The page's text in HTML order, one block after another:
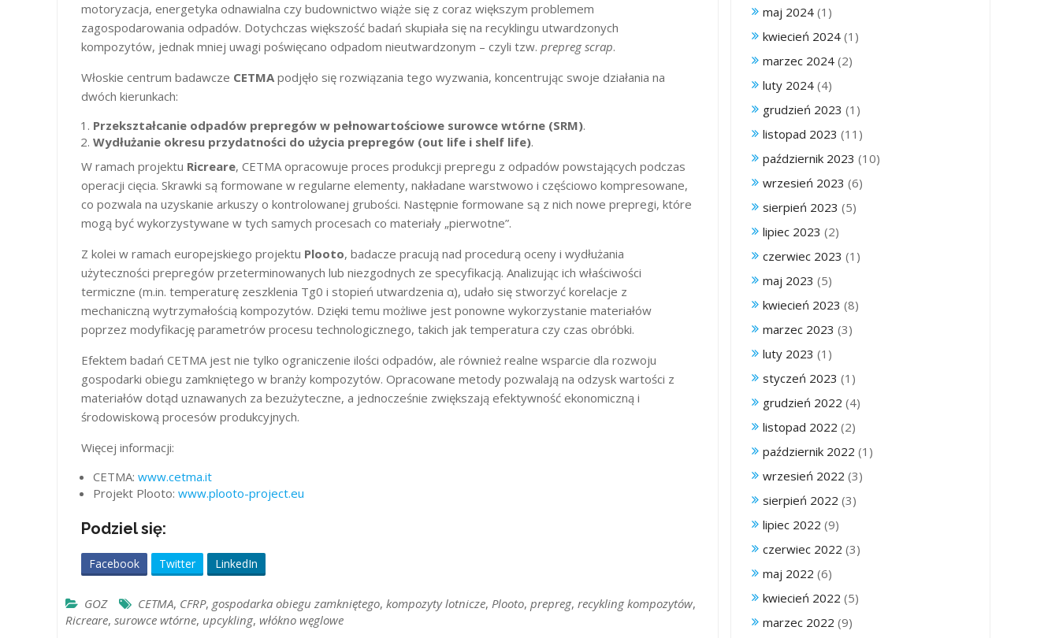
motoryzacja, energetyka odnawialna czy budownictwo wiąże się z coraz większym problemem
zagospodarowania odpadów. Dotychczas większość badań skupiała się na recyklingu utwardzonych
kompozytów, jednak mniej uwagi poświęcano odpadom nieutwardzonym – czyli tzw. prepreg scrap.
Włoskie centrum badawcze CETMA podjęło się rozwiązania tego wyzwania, koncentrując swoje działania na
dwóch kierunkach:
Przekształcanie odpadów prepregów w pełnowartościowe surowce wtórne (SRM).
Wydłużanie okresu przydatności do użycia prepregów (out life i shelf life).
W ramach projektu Ricreare, CETMA opracowuje proces produkcji prepregu z odpadów powstających podczas
operacji cięcia. Skrawki są formowane w regularne elementy, nakładane warstwowo i częściowo kompresowane,
co pozwala na uzyskanie arkuszy o kontrolowanej grubości. Następnie formowane są z nich nowe prepregi, które
mogą być wykorzystywane w tych samych procesach co materiały „pierwotne”.
Z kolei w ramach europejskiego projektu Plooto, badacze pracują nad procedurą oceny i wydłużania
użyteczności prepregów przeterminowanych lub niezgodnych ze specyfikacją. Analizując ich właściwości
termiczne (m.in. temperaturę zeszklenia Tg0 i stopień utwardzenia α), udało się stworzyć korelacje z
mechaniczną wytrzymałością kompozytów. Dzięki temu możliwe jest ponowne wykorzystanie materiałów
poprzez modyfikację parametrów procesu technologicznego, takich jak temperatura czy czas obróbki.
Efektem badań CETMA jest nie tylko ograniczenie ilości odpadów, ale również realne wsparcie dla rozwoju
gospodarki obiegu zamkniętego w branży kompozytów. Opracowane metody pozwalają na odzysk wartości z
materiałów dotąd uznawanych za bezużyteczne, a jednocześnie zwiększają efektywność ekonomiczną i
środowiskową procesów produkcyjnych.
Więcej informacji:
CETMA: www.cetma.it
Projekt Plooto: www.plooto-project.eu
Podziel się:
Facebook Twitter LinkedIn
GOZ CETMA, CFRP, gospodarka obiegu zamkniętego, kompozyty lotnicze, Plooto, prepreg, recykling kompozytów,
Ricreare, surowce wtórne, upcykling, włókno węglowe
maj 2024 (1)
kwiecień 2024 (1)
marzec 2024 (2)
luty 2024 (4)
grudzień 2023 (1)
listopad 2023 (11)
październik 2023 (10)
wrzesień 2023 (6)
sierpień 2023 (5)
lipiec 2023 (2)
czerwiec 2023 (1)
maj 2023 (5)
kwiecień 2023 (8)
marzec 2023 (3)
luty 2023 (1)
styczeń 2023 (1)
grudzień 2022 (4)
listopad 2022 (2)
październik 2022 (1)
wrzesień 2022 (3)
sierpień 2022 (3)
lipiec 2022 (9)
czerwiec 2022 (3)
maj 2022 (6)
kwiecień 2022 (5)
marzec 2022 (9)